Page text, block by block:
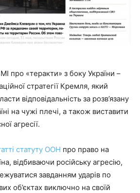
про «теракти» з боку України –
стратегії Кремля, який
відповідальність за розв’язану
на чужі плечі, а також виставити
агресії.
статуту ООН про право на
відбиваючи російську агресію,
завданням ударів по
об’єктах виключно на своїй